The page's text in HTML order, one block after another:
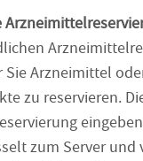
Sie Arzneimittel
zu reservieren.
zum Server